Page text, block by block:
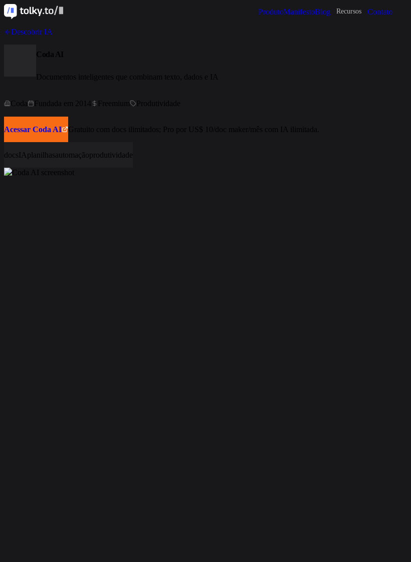
ProdutoManifestoBlog Recursos Contato
Descobrir IA
Coda AI
Documentos inteligentes que combinam texto, dados e IA
Coda Fundada em 2014 Freemium Produtividade
Acessar Coda AI Gratuito com docs ilimitados; Pro por US$ 10/doc maker/mês com IA ilimitada.
docsIAplanilhasautomaçãoprodutividade